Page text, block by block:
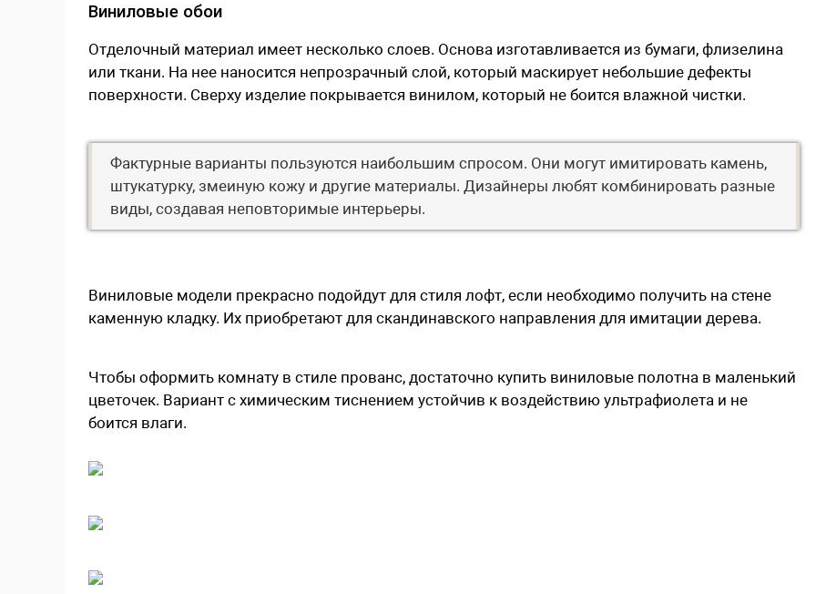
Виниловые обои
Отделочный материал имеет несколько слоев. Основа изготавливается из бумаги, флизелина
или ткани. На нее наносится непрозрачный слой, который маскирует небольшие дефекты
поверхности. Сверху изделие покрывается винилом, который не боится влажной чистки.
Фактурные варианты пользуются наибольшим спросом. Они могут имитировать камень,
штукатурку, змеиную кожу и другие материалы. Дизайнеры любят комбинировать разные
виды, создавая неповторимые интерьеры.
Виниловые модели прекрасно подойдут для стиля лофт, если необходимо получить на стене
каменную кладку. Их приобретают для скандинавского направления для имитации дерева.
Чтобы оформить комнату в стиле прованс, достаточно купить виниловые полотна в маленький
цветочек. Вариант с химическим тиснением устойчив к воздействию ультрафиолета и не
боится влаги.